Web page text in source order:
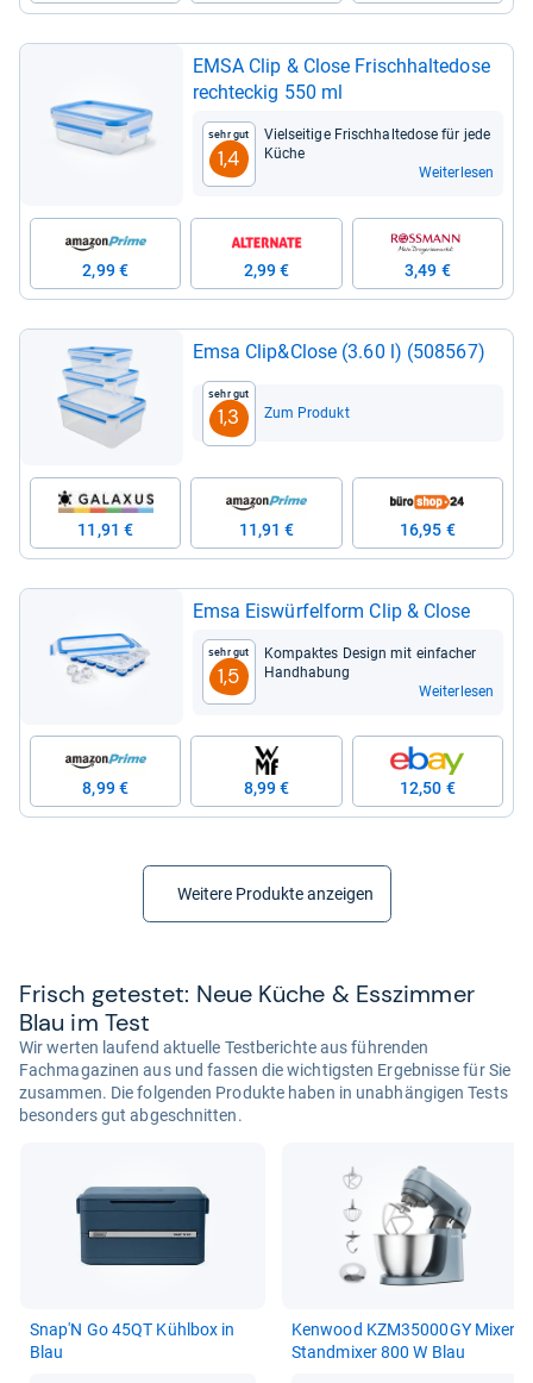
EMSA Clip & Close Frisch­hal­te­dose
recht­e­ckig 550 ml
Sehr gut
1,4
Viel­sei­tige Frisch­hal­te­dose für jede
Küche
Weiterlesen
2,99 € 2,99 € 3,49 €
Emsa Clip&Close (3.60 l) (508567)
Sehr gut
1,3 Zum Produkt
11,91 € 11,91 € 16,95 €
Emsa Eis­wür­fel­form Clip & Close
Sehr gut
1,5
Kom­pak­tes Design mit ein­fa­cher
Hand­ha­bung
Weiterlesen
8,99 € 8,99 € 12,50 €
Weitere Produkte anzeigen
Frisch getes­tet: Neue Küche & Ess­zim­mer
Blau im Test
Wir werten laufend aktuelle Testberichte aus führenden
Fachmagazinen aus und fassen die wichtigsten Ergebnisse für Sie
zusammen. Die folgenden Produkte haben in unabhängigen Tests
besonders gut abgeschnitten.
Snap'N Go 45QT Kühl­box in
Blau
Ken­wood KZM35000GY Mixer
Stand­mi­xer 800 W Blau